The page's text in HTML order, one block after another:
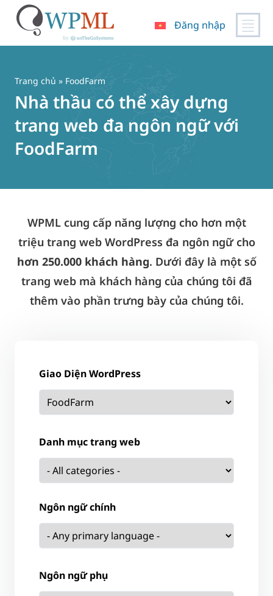
Đăng nhập
Trang chủ » FoodFarm
Nhà thầu có thể xây dựng
trang web đa ngôn ngữ với
FoodFarm
WPML cung cấp năng lượng cho hơn một
triệu trang web WordPress đa ngôn ngữ cho
hơn 250.000 khách hàng. Dưới đây là một số
trang web mà khách hàng của chúng tôi đã
thêm vào phần trưng bày của chúng tôi.
Giao Diện WordPress
Danh mục trang web
Ngôn ngữ chính
Ngôn ngữ phụ